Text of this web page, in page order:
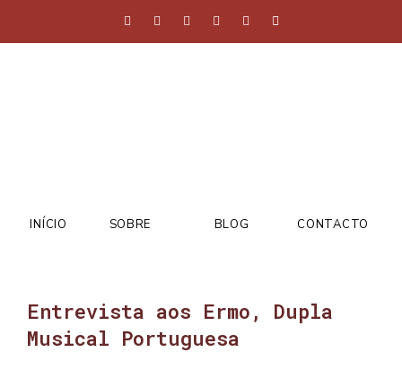
INÍCIO SOBRE BLOG CONTACTO
Entrevista aos Ermo, Dupla
Musical Portuguesa